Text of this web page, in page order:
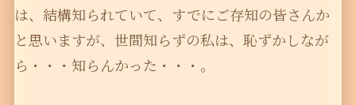
は、結構知られていて、すでにご存知の皆さんか
と思いますが、世間知らずの私は、恥ずかしなが
ら・・・知らんかった・・・。